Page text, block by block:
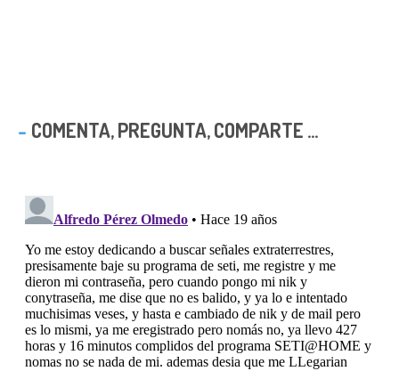
COMENTA, PREGUNTA, COMPARTE ...